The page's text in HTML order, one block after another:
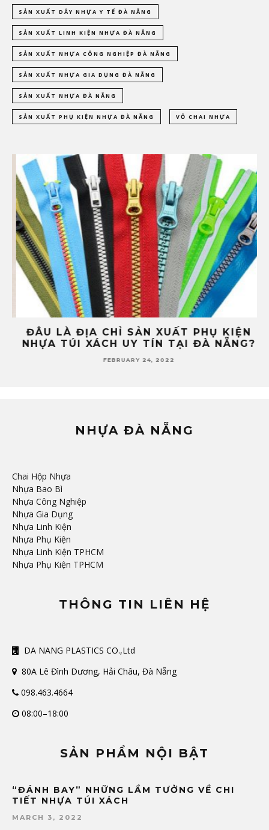
SẢN XUẤT DÂY NHỰA Y TẾ ĐÀ NẴNG
SẢN XUẤT LINH KIỆN NHỰA ĐÀ NẴNG
SẢN XUẤT NHỰA CÔNG NGHIỆP ĐÀ NẴNG
SẢN XUẤT NHỰA GIA DỤNG ĐÀ NẴNG
SẢN XUẤT NHỰA ĐÀ NẴNG
SẢN XUẤT PHỤ KIỆN NHỰA ĐÀ NẴNG VỎ CHAI NHỰA
ĐÂU LÀ ĐỊA CHỈ SẢN XUẤT PHỤ KIỆN
NHỰA TÚI XÁCH UY TÍN TẠI ĐÀ NẴNG?
FEBRUARY 24, 2022
NHỰA ĐÀ NẴNG
Chai Hộp Nhựa
Nhựa Bao Bì
Nhựa Công Nghiệp
Nhựa Gia Dụng
Nhựa Linh Kiện
Nhựa Phụ Kiện
Nhựa Linh Kiện TPHCM
Nhựa Phụ Kiện TPHCM
THÔNG TIN LIÊN HỆ
DA NANG PLASTICS CO.,Ltd
80A Lê Đình Dương, Hải Châu, Đà Nẵng
098.463.4664
08:00–18:00
SẢN PHẨM NỘI BẬT
“ĐÁNH BAY” NHỮNG LẦM TƯỞNG VỀ CHI
TIẾT NHỰA TÚI XÁCH
MARCH 3, 2022